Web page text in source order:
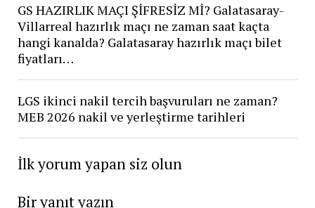
GS HAZIRLIK MAÇI ŞİFRESİZ Mİ? Galatasaray-
Villarreal hazırlık maçı ne zaman saat kaçta
hangi kanalda? Galatasaray hazırlık maçı bilet
fiyatları…
LGS ikinci nakil tercih başvuruları ne zaman?
MEB 2026 nakil ve yerleştirme tarihleri
İlk yorum yapan siz olun
Bir yanıt yazın